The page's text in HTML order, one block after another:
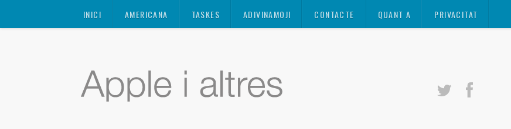
INICI AMERICANA TASKES ADIVINAMOJI CONTACTE QUANT A PRIVACITAT